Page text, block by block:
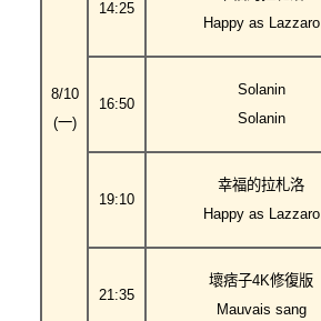
8/10
(一)
14:25
Happy as Lazzaro
16:50
Solanin
Solanin
19:10
幸福的拉札洛
Happy as Lazzaro
21:35
壞痞子4K修復版
Mauvais sang